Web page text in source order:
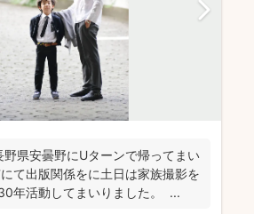
県安曇野にUターンで帰ってまい
て出版関係をに土日は家族撮影を
年活動してまいりました。 ...